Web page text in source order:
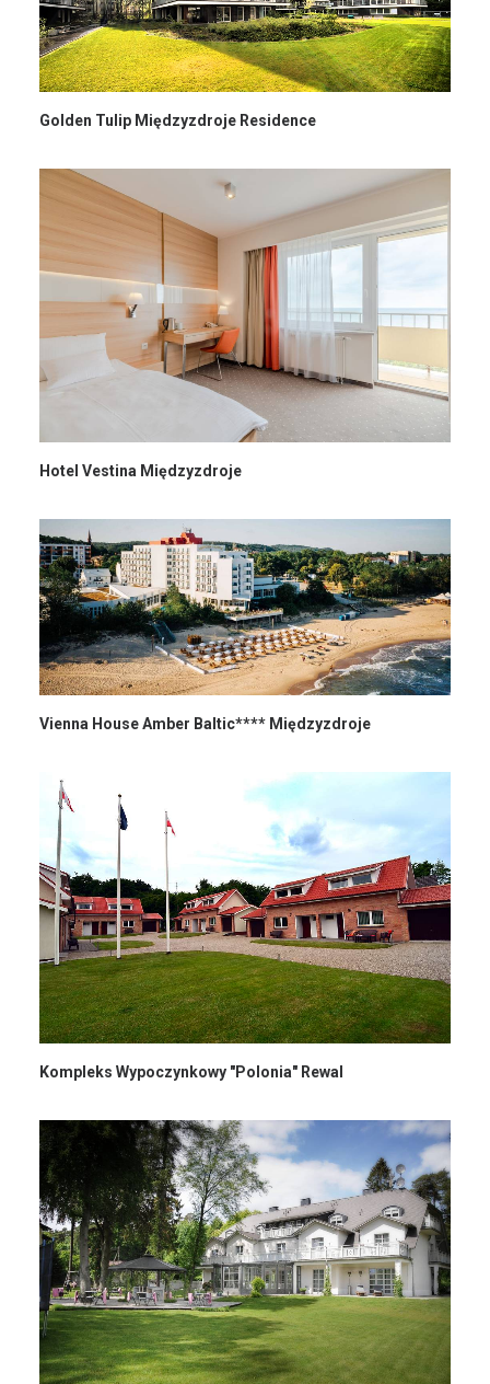
Golden Tulip Międzyzdroje Residence
Hotel Vestina Międzyzdroje
Vienna House Amber Baltic**** Międzyzdroje
Kompleks Wypoczynkowy "Polonia" Rewal